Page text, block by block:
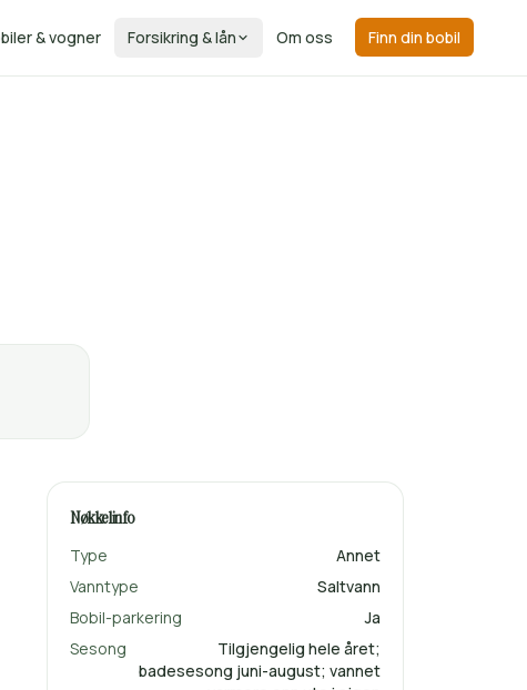
& vogner Forsikring & lån Om oss Finn din bobil
Nøkkelinfo
Type
Annet
Vanntype
Saltvann
Bobil-parkering
Ja
Sesong
Tilgjengelig hele året;
badesesong juni-august; vannet